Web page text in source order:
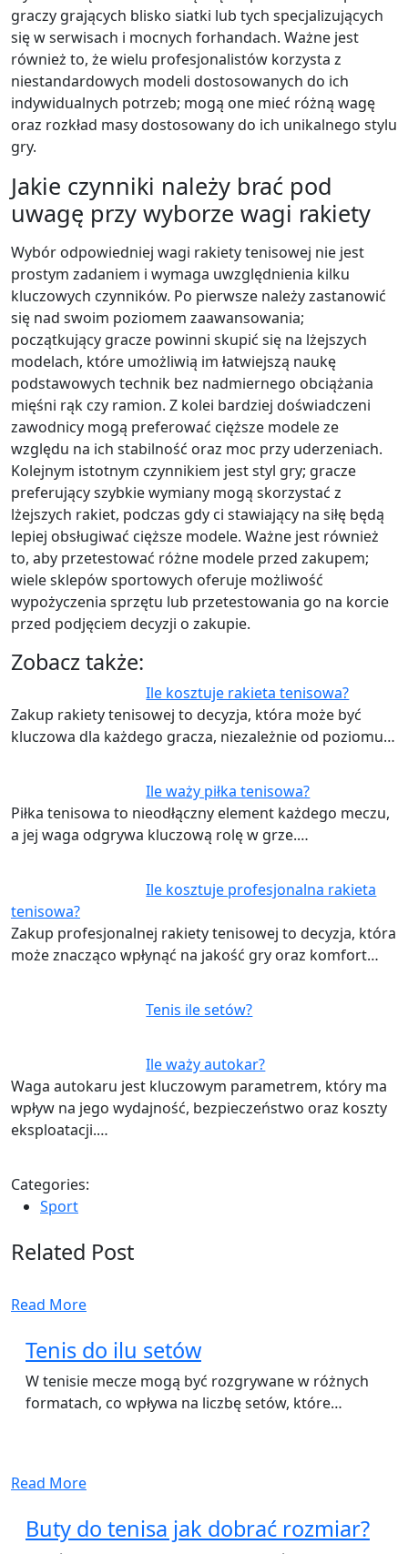
graczy grających blisko siatki lub tych specjalizujących
się w serwisach i mocnych forhandach. Ważne jest
również to, że wielu profesjonalistów korzysta z
niestandardowych modeli dostosowanych do ich
indywidualnych potrzeb; mogą one mieć różną wagę
oraz rozkład masy dostosowany do ich unikalnego stylu
gry.
Jakie czynniki należy brać pod
uwagę przy wyborze wagi rakiety
Wybór odpowiedniej wagi rakiety tenisowej nie jest
prostym zadaniem i wymaga uwzględnienia kilku
kluczowych czynników. Po pierwsze należy zastanowić
się nad swoim poziomem zaawansowania;
początkujący gracze powinni skupić się na lżejszych
modelach, które umożliwią im łatwiejszą naukę
podstawowych technik bez nadmiernego obciążania
mięśni rąk czy ramion. Z kolei bardziej doświadczeni
zawodnicy mogą preferować cięższe modele ze
względu na ich stabilność oraz moc przy uderzeniach.
Kolejnym istotnym czynnikiem jest styl gry; gracze
preferujący szybkie wymiany mogą skorzystać z
lżejszych rakiet, podczas gdy ci stawiający na siłę będą
lepiej obsługiwać cięższe modele. Ważne jest również
to, aby przetestować różne modele przed zakupem;
wiele sklepów sportowych oferuje możliwość
wypożyczenia sprzętu lub przetestowania go na korcie
przed podjęciem decyzji o zakupie.
Zobacz także:
Ile kosztuje rakieta tenisowa?
Zakup rakiety tenisowej to decyzja, która może być
kluczowa dla każdego gracza, niezależnie od poziomu…
Ile waży piłka tenisowa?
Piłka tenisowa to nieodłączny element każdego meczu,
a jej waga odgrywa kluczową rolę w grze.…
Ile kosztuje profesjonalna rakieta
tenisowa?
Zakup profesjonalnej rakiety tenisowej to decyzja, która
może znacząco wpłynąć na jakość gry oraz komfort…
Tenis ile setów?
Ile waży autokar?
Waga autokaru jest kluczowym parametrem, który ma
wpływ na jego wydajność, bezpieczeństwo oraz koszty
eksploatacji.…
Categories:
Sport
Related Post
Read More
Tenis do ilu setów
W tenisie mecze mogą być rozgrywane w różnych
formatach, co wpływa na liczbę setów, które…
Read More
Buty do tenisa jak dobrać rozmiar?